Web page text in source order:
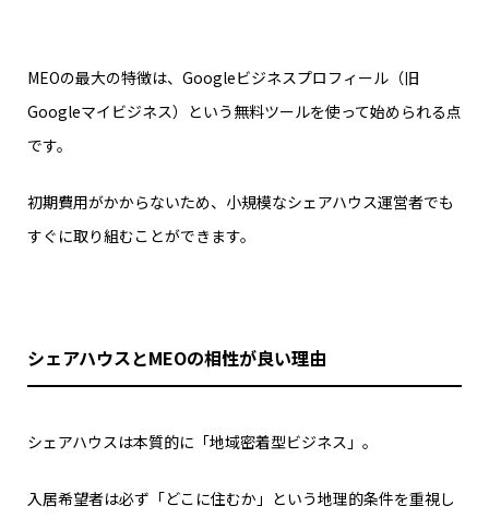
MEOの最大の特徴は、Googleビジネスプロフィール（旧
Googleマイビジネス）という無料ツールを使って始められる点
です。
初期費用がかからないため、小規模なシェアハウス運営者でも
すぐに取り組むことができます。
シェアハウスとMEOの相性が良い理由
シェアハウスは本質的に「地域密着型ビジネス」。
入居希望者は必ず「どこに住むか」という地理的条件を重視し